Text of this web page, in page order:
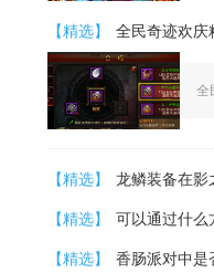
【精选】 全民奇迹欢庆
全
【精选】 龙鳞装备在影
【精选】
【精选】